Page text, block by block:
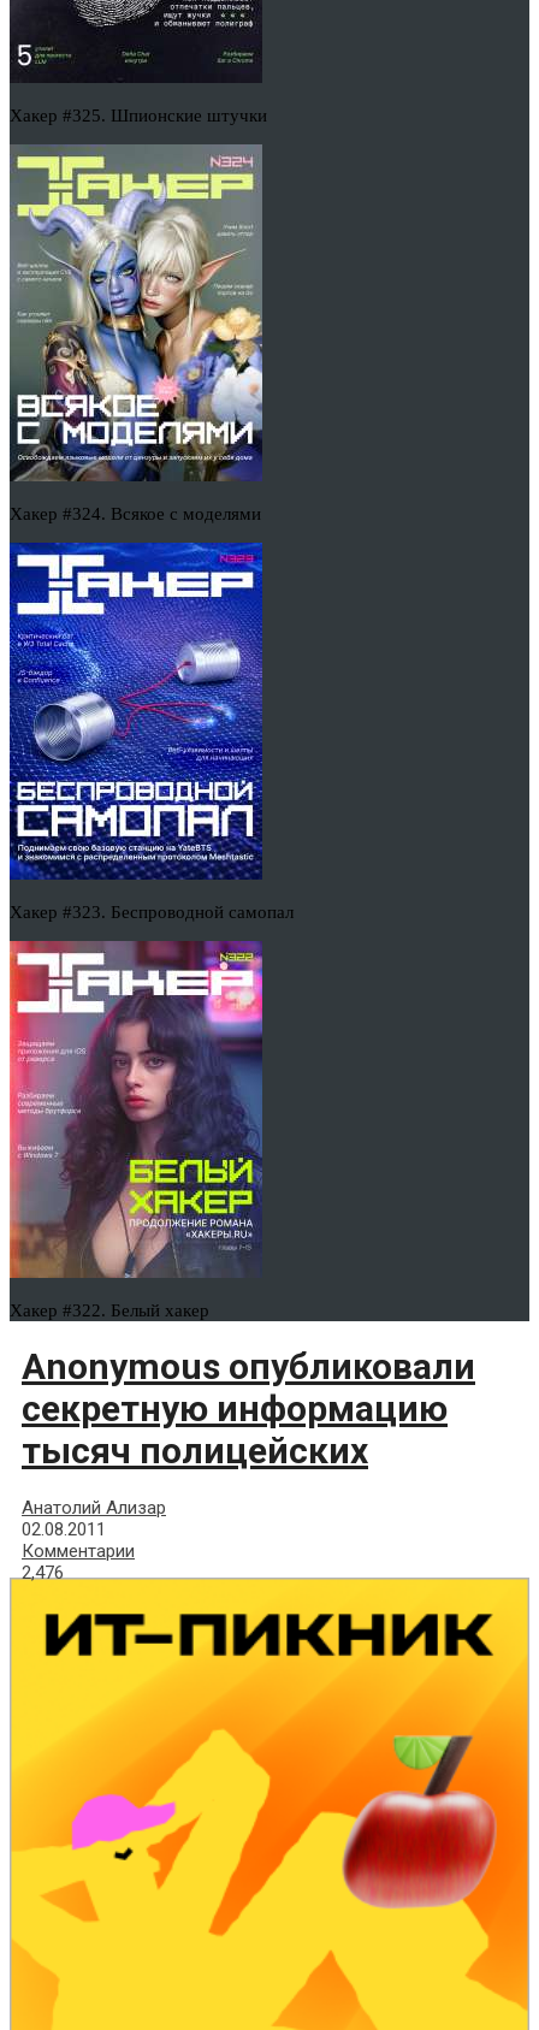
Хакер #325. Шпионские штучки
Хакер #324. Всякое с моделями
Хакер #323. Беспроводной самопал
Хакер #322. Белый хакер
Anonymous опубликовали
секретную информацию
тысяч полицейских
Анатолий Ализар
02.08.2011
Комментарии
2,476